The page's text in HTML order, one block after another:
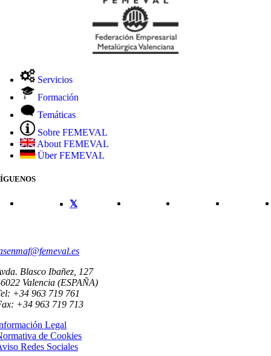
Servicios
Formación
Temáticas
Sobre FEMEVAL
About FEMEVAL
Über FEMEVAL
Blasco Ibañez, 127
Valencia (ESPAÑA)
+34 963 719 761
+34 963 719 713
Legal
de Cookies
Redes Sociales